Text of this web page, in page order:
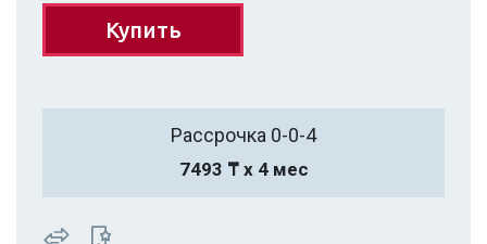
Купить
Рассрочка 0-0-4
7493 ₸ х 4 мес